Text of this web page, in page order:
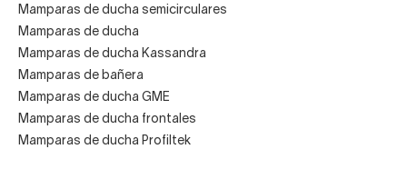
Mamparas de ducha semicirculares
Mamparas de ducha
Mamparas de ducha Kassandra
Mamparas de bañera
Mamparas de ducha GME
Mamparas de ducha frontales
Mamparas de ducha Profiltek